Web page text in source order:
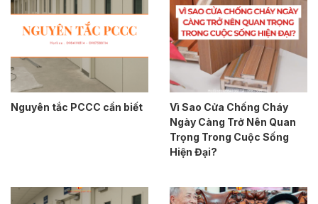
Nguyên tắc PCCC cần biết
Vì Sao Cửa Chống Cháy
Ngày Càng Trở Nên Quan
Trọng Trong Cuộc Sống
Hiện Đại?